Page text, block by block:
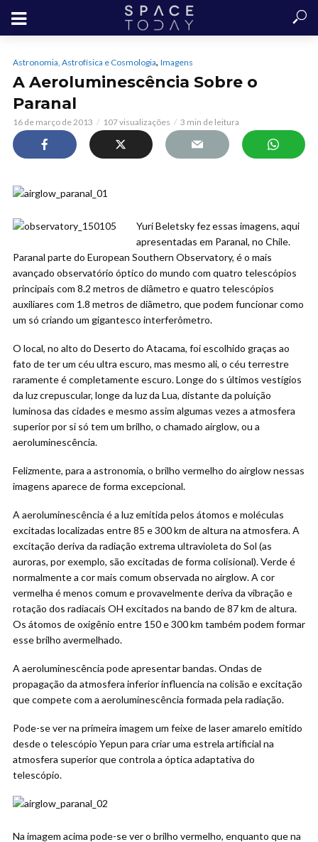
Astronomia, Astrofísica e Cosmologia, Imagens
A Aeroluminescência Sobre o
Paranal
16 de março de 2013 107 visualizações 3 min de leitura
Yuri Beletsky fez essas imagens, aqui
apresentadas em Paranal, no Chile.
Paranal parte do European Southern Observatory, é o mais
avançado observatório óptico do mundo com quatro telescópios
principais com 8.2 metros de diâmetro e quatro telescópios
auxiliares com 1.8 metros de diâmetro, que podem funcionar como
um só criando um gigantesco interferômetro.
O local, no alto do Deserto do Atacama, foi escolhido graças ao
fato de ter um céu ultra escuro, mas mesmo ali, o céu terrestre
raramente é completamente escuro. Longe do s últimos vestígios
da luz crepuscular, longe da luz da Lua, distante da poluição
luminosa das cidades e mesmo assim algumas vezes a atmosfera
superior por si só tem um brilho, o chamado airglow, ou a
aeroluminescência.
Felizmente, para a astronomia, o brilho vermelho do airglow nessas
imagens aparece de forma excepcional.
A aeroluminescência é a luz emitida pelos átomos e moléculas
excitadas localizadas entre 85 e 300 km de altura na atmosfera. A
excitação deriva da radiação extrema ultravioleta do Sol (as
auroras, por exemplo, são excitadas de forma colisional). Verde é
normalmente a cor mais comum observada no airglow. A cor
vermelha é menos comum e provavelmente deriva da vibração e
rotação dos radiacais OH excitados na bando de 87 km de altura.
Os átomos de oxigênio entre 150 e 300 km também podem formar
esse brilho avermelhado.
A aeroluminescência pode apresentar bandas. Ondas de
propagação da atmosfera inferior influencia na colisão e excitação
que compete com a aeroluminescência formada pela radiação.
Pode-se ver na primeira imagem um feixe de laser amarelo emitido
desde o telescópio Yepun para criar uma estrela artificial na
atmosfera superior que controla a óptica adaptativa do
telescópio.
Na imagem acima pode-se ver o brilho vermelho, enquanto que na